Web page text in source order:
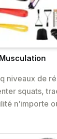
niveaux de
squats,
n’importe